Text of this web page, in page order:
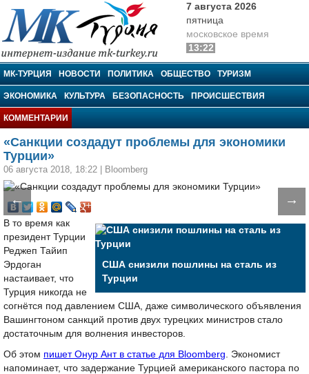
МК-Турция
7 августа 2026
пятница
московское время
13:22
МК-ТУРЦИЯ НОВОСТИ ПОЛИТИКА ОБЩЕСТВО ТУРИЗМ
ЭКОНОМИКА КУЛЬТУРА БЕЗОПАСНОСТЬ ПРОИСШЕСТВИЯ
КОММЕНТАРИИ
«Санкции создадут проблемы для экономики
Турции»
06 августа 2018, 18:22 Bloomberg
← →
США снизили пошлины на сталь из
Турции
В то время как
президент Турции
Реджеп Тайип
Эрдоган
настаивает, что
Турция никогда не
согнётся под давлением США, даже символического объявления
Вашингтоном санкций против двух турецких министров стало
достаточным для волнения инвесторов.
Об этом пишет Онур Ант в статье для Bloomberg. Экономист
напоминает, что задержание Турцией американского пастора по